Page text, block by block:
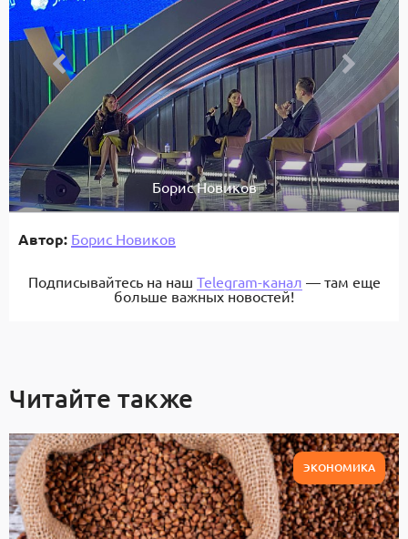
Борис Новиков
Автор: Борис Новиков
Подписывайтесь на наш Telegram-канал — там еще
больше важных новостей!
Читайте также
ЭКОНОМИКА